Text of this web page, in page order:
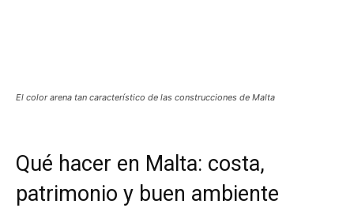
El color arena tan característico de las construcciones de Malta
Qué hacer en Malta: costa,
patrimonio y buen ambiente